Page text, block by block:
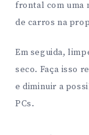
frontal com uma
de carros na
Em seguida,
seco. Faça isso
e diminuir a
PCs.